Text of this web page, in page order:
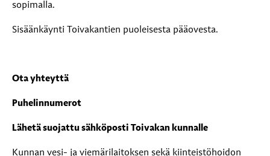
sopimalla.
Sisäänkäynti Toivakantien puoleisesta pääovesta.
Ota yhteyttä
Puhelinnumerot
Lähetä suojattu sähköposti Toivakan kunnalle
Kunnan vesi- ja viemärilaitoksen sekä kiinteistöhoidon